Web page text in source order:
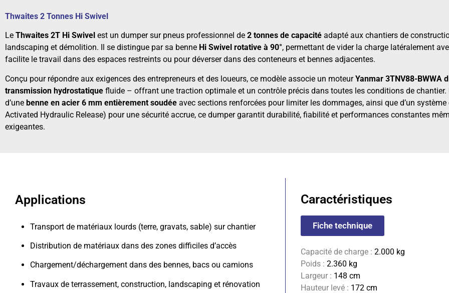
Thwaites 2 Tonnes Hi Swivel
Le Thwaites 2T Hi Swivel est un dumper sur pneus professionnel de 2 tonnes de capacité adapté aux chantiers de
landscaping et démolition. Il se distingue par sa benne Hi Swivel rotative à 90°, permettant de vider la charge latéralement
facilite le travail dans des espaces restreints ou pour déverser dans des conteneurs et bennes adjacentes.
Conçu pour répondre aux exigences des entrepreneurs et des loueurs, ce modèle associe un moteurYanmar 3TNV88-BWWA
transmission hydrostatique fluide – offrant une traction optimale et un contrôle précis dans toutes les conditions de
d’une benne en acier 6 mm entièrement soudée avec sections renforcées pour limiter les dommages, ainsi que d’un
Activated Hydraulic Release) pour une sécurité accrue, ce dumper garantit durabilité, fiabilité et performances constantes
exigeantes.
Applications
Transport de matériaux lourds (terre, gravats, sable) sur chantier
Distribution de matériaux dans des zones difficiles d’accès
Chargement/déchargement dans des bennes, bacs ou camions
Travaux de terrassement, construction, landscaping et rénovation
Caractéristiques
Fiche technique
Capacité de charge : 2.000 kg
Poids : 2.360 kg
Largeur : 148 cm
Hauteur levé : 172 cm